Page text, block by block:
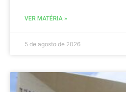
VER MATÉRIA »
5 de agosto de 2026